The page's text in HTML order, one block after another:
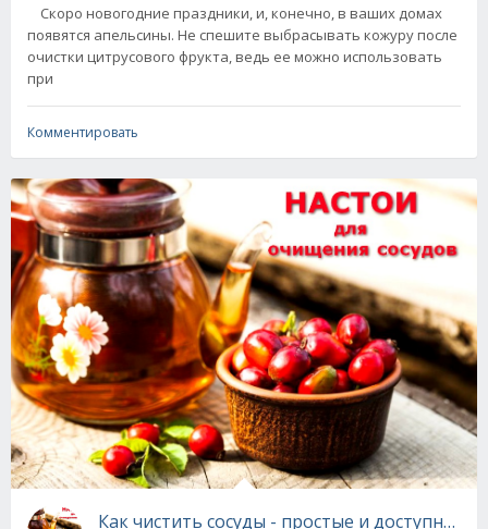
Скоро новогодние праздники, и, конечно, в ваших домах
появятся апельсины. Не спешите выбрасывать кожуру после
очистки цитрусового фрукта, ведь ее можно использовать
при
Комментировать
Как чистить сосуды - простые и доступные